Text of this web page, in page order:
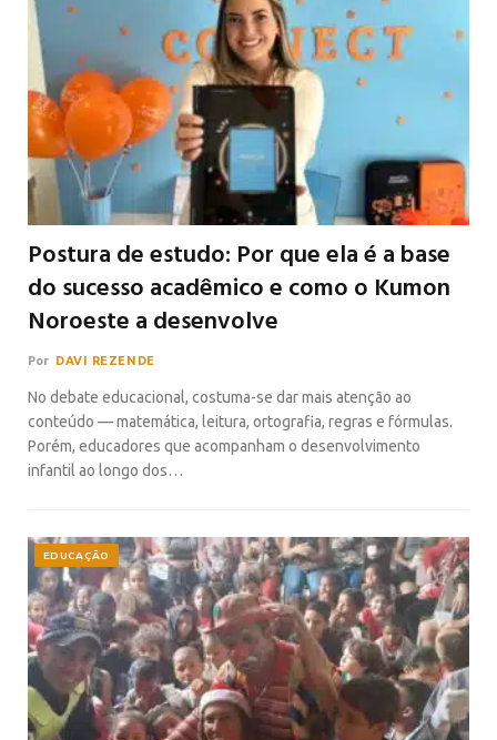
Postura de estudo: Por que ela é a base
do sucesso acadêmico e como o Kumon
Noroeste a desenvolve
Por DAVI REZENDE
No debate educacional, costuma-se dar mais atenção ao
conteúdo — matemática, leitura, ortografia, regras e fórmulas.
Porém, educadores que acompanham o desenvolvimento
infantil ao longo dos…
EDUCAÇÃO